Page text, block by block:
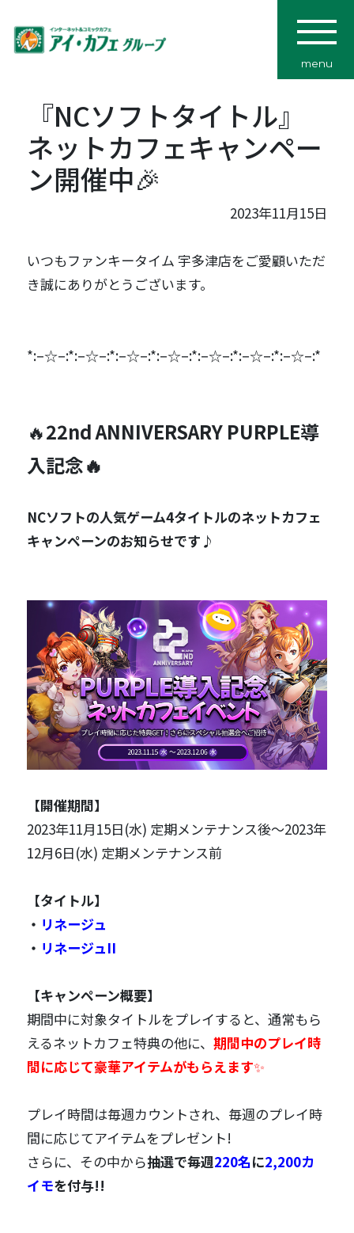
menu
『NCソフトタイトル』
ネットカフェキャンペー
ン開催中🎉
2023年11月15日
いつもファンキータイム 宇多津店をご愛顧いただ
き誠にありがとうございます。
*:–☆–:*:–☆–:*:–☆–:*:–☆–:*:–☆–:*:–☆–:*:–☆–:*
🔥22nd ANNIVERSARY PURPLE導
入記念🔥
NCソフトの人気ゲーム4タイトルのネットカフェ
キャンペーンのお知らせです♪
【開催期間】
2023年11月15日(水) 定期メンテナンス後〜2023年
12月6日(水) 定期メンテナンス前
【タイトル】
・ リネージュ
・ リネージュII
【キャンペーン概要】
期間中に対象タイトルをプレイすると、通常もら
えるネットカフェ特典の他に、期間中のプレイ時
間に応じて豪華アイテムがもらえます✨
プレイ時間は毎週カウントされ、毎週のプレイ時
間に応じてアイテムをプレゼント!
さらに、その中から抽選で毎週220名に2,200カ
イモを付与!!